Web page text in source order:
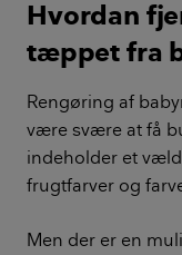
Hvordan
tæppet fra
Rengøring af
være svære at få
indeholder et
frugtfarver og
Men der er en